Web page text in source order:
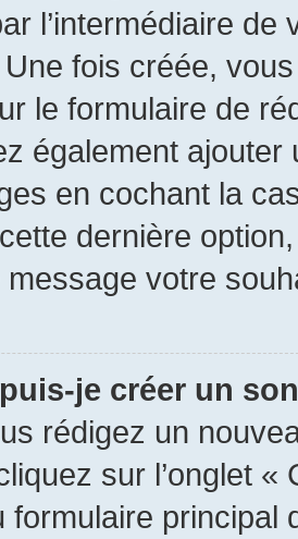
l’intermédiaire
Une fois créée,
le formulaire de
également
en cochant la
dernière
votre
je créer un
rédigez un
sur l’onglet
formulaire principal